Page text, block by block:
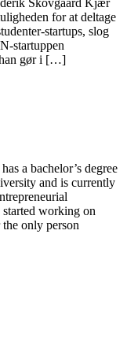
for at deltage
startups, slog
startuppen
han gør i […]
a bachelor’s degree
and is currently
working on
only person